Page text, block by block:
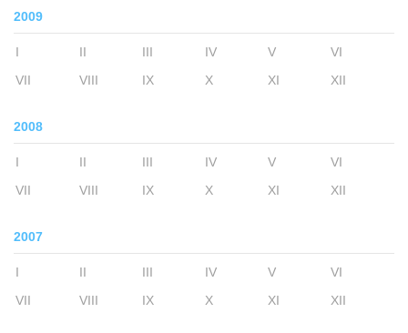
2009
I II III IV V
VI
VII
VIII IX X XI XII
2008
I II III IV V
VI
VII
VIII IX X XI XII
2007
I II III IV V
VI
VII
VIII IX X XI XII